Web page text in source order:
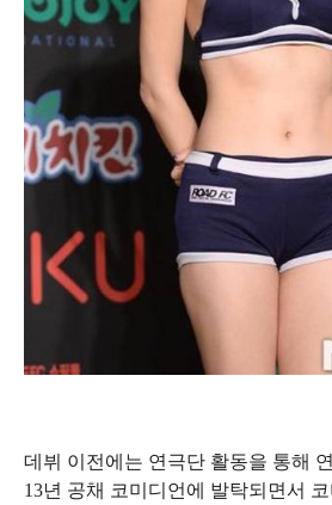
데뷔 이전에는 연극단 활동을 통해
13년 공채 코미디언에 발탁되면서